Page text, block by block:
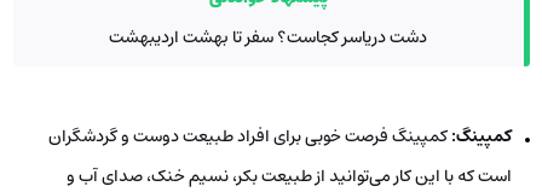
دشت دریاسر کجاست؟ سفر تا بهشت اردیبهشت
کمپینگ:کمپینگ فرصت خوبی برای افراد طبیعت دوست و گردشگران
است که با این کار می‌توانید از طبیعت بکر، نسیم خنک، صدای آب و